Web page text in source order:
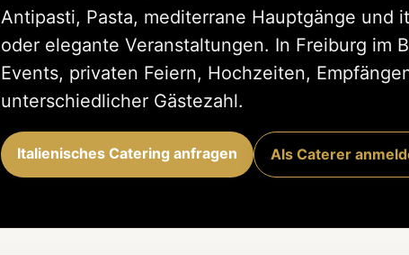
Antipasti, Pasta, mediterrane Hauptgänge und
oder elegante Veranstaltungen. In Freiburg im
Events, privaten Feiern, Hochzeiten,
unterschiedlicher Gästezahl.
Italienisches Catering anfragen Als Caterer